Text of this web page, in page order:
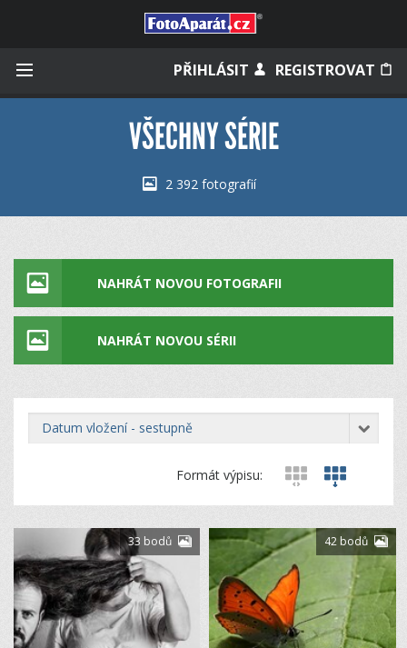
PŘIHLÁSIT REGISTROVAT
Měli jste účet na starém webu?
VŠECHNY SÉRIE
2 392 fotografií
NAHRÁT NOVOU FOTOGRAFII
NAHRÁT NOVOU SÉRII
datum vložení - sestupně
Formát výpisu:
33 bodů 42 bodů